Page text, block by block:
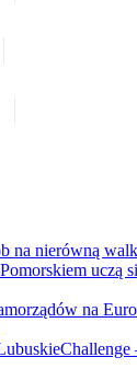
na nierówną
uczą
na